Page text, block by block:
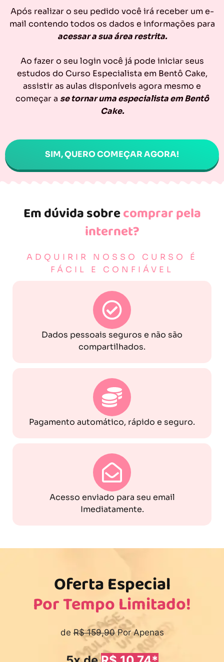
Após realizar o seu pedido você irá receber um e-
mail contendo todos os dados e informações para
acessar a sua área restrita.
Ao fazer o seu login você já pode iniciar seus
estudos do Curso Especialista em Bentô Cake,
assistir as aulas disponíveis agora mesmo e
começar a se tornar uma especialista em Bentô
Cake.
SIM, QUERO COMEÇAR AGORA!
Em dúvida sobrecomprar pela
internet?
ADQUIRIR NOSSO CURSO É
FÁCIL E CONFIÁVEL
Dados pessoais seguros e não são
compartilhados.
Pagamento automático, rápido e seguro.
Acesso enviado para seu email
Imediatamente.
Oferta Especial
Por Tempo Limitado!
deR$ 159,90Por Apenas